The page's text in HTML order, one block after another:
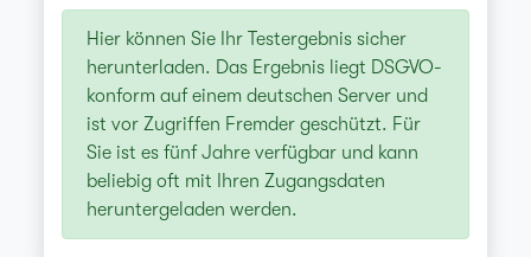
Hier können Sie Ihr Testergebnis sicher
herunterladen. Das Ergebnis liegt DSGVO-
konform auf einem deutschen Server und
ist vor Zugriffen Fremder geschützt. Für
Sie ist es fünf Jahre verfügbar und kann
beliebig oft mit Ihren Zugangsdaten
heruntergeladen werden.